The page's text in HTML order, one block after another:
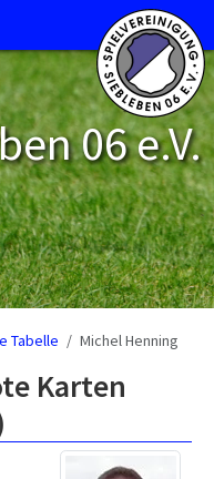
06 e.V.
Tabelle Michel Henning
Karten